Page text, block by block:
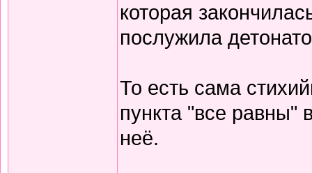
которая
послужила
То есть сама
пункта "все равны"
неё.